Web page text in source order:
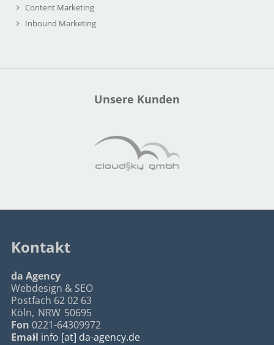
Content Marketing
Inbound Marketing
Unsere Kunden
Kontakt
da Agency
Webdesign & SEO
Postfach 62 02 63
Köln, NRW 50695
Fon 0221-64309972
Email info [at] da-agency.de